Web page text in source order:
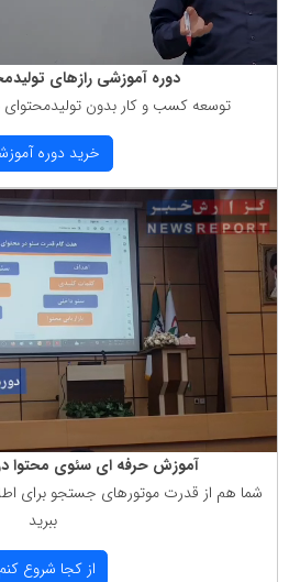
دوره آموزشی رازهای
توسعه كسب و كار بدون تولیدمحتوای
خرید دوره
آموزش حرفه ای سئوی محتوا
شما هم از قدرت موتورهای جستجو برای
ببرید
از كجا شروع